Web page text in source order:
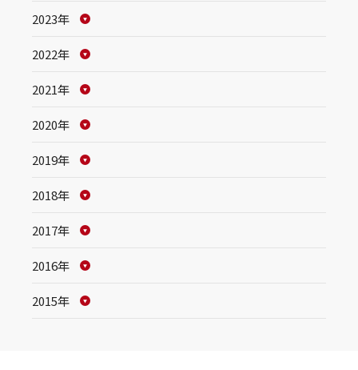
2023年
2022年
2021年
2020年
2019年
2018年
2017年
2016年
2015年